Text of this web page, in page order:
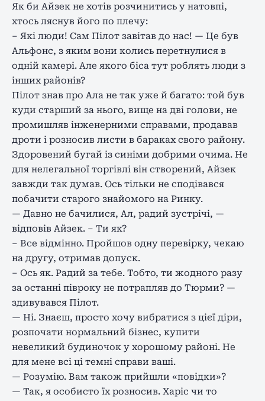
Як би Айзек не хотів розчинитись у натовпі,
хтось ляснув його по плечу:
– Які люди! Сам Пілот завітав до нас! — Це був
Альфонс, з яким вони колись перетнулися в
одній камері. Але якого біса тут роблять люди з
інших районів?
Пілот знав про Ала не так уже й багато: той був
куди старший за нього, вище на дві голови, не
промишляв інженерними справами, продавав
дроти і розносив листи в бараках свого району.
Здоровений бугай із синіми добрими очима. Не
для нелегальної торгівлі він створений, Айзек
завжди так думав. Ось тільки не сподівався
побачити старого знайомого на Ринку.
— Давно не бачилися, Ал, радий зустрічі, —
відповів Айзек. – Ти як?
– Все відмінно. Пройшов одну перевірку, чекаю
на другу, отримав допуск.
– Ось як. Радий за тебе. Тобто, ти жодного разу
за останні півроку не потрапляв до Тюрми? —
здивувався Пілот.
— Ні. Знаєш, просто хочу вибратися з цієї діри,
розпочати нормальний бізнес, купити
невеликий будиночок у хорошому районі. Не
для мене всі ці темні справи ваші.
— Розумію. Вам також прийшли «повідки»?
— Так, я особисто їх розносив. Харіс чи то